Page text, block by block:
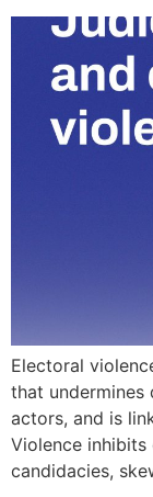
Electoral
that undermines
actors, and is
Violence
candidacies,